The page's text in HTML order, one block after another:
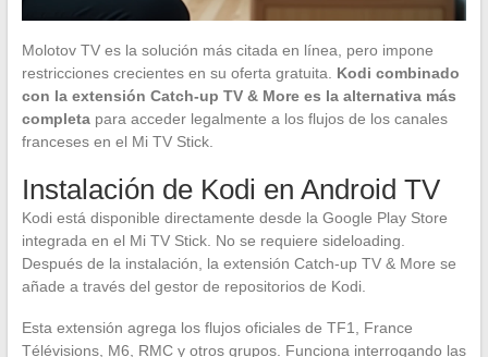
Molotov TV es la solución más citada en línea, pero impone
restricciones crecientes en su oferta gratuita. Kodi combinado
con la extensión Catch-up TV & More es la alternativa más
completapara acceder legalmente a los flujos de los canales
franceses en el Mi TV Stick.
Instalación de Kodi en Android TV
Kodi está disponible directamente desde la Google Play Store
integrada en el Mi TV Stick. No se requiere sideloading.
Después de la instalación, la extensión Catch-up TV & More se
añade a través del gestor de repositorios de Kodi.
Esta extensión agrega los flujos oficiales de TF1, France
Télévisions, M6, RMC y otros grupos. Funciona interrogando las